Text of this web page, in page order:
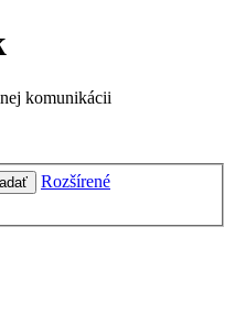
komunikácii
Rozšírené